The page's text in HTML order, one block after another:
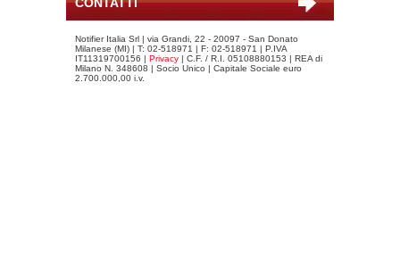
Notifier Italia Srl | via Grandi, 22 - 20097 - San Donato
Milanese (MI) | T: 02-518971 | F: 02-518971 | P.IVA
IT11319700156 | Privacy | C.F. / R.I. 05108880153 | REA di
Milano N. 348608 | Socio Unico | Capitale Sociale euro
2.700.000,00 i.v.